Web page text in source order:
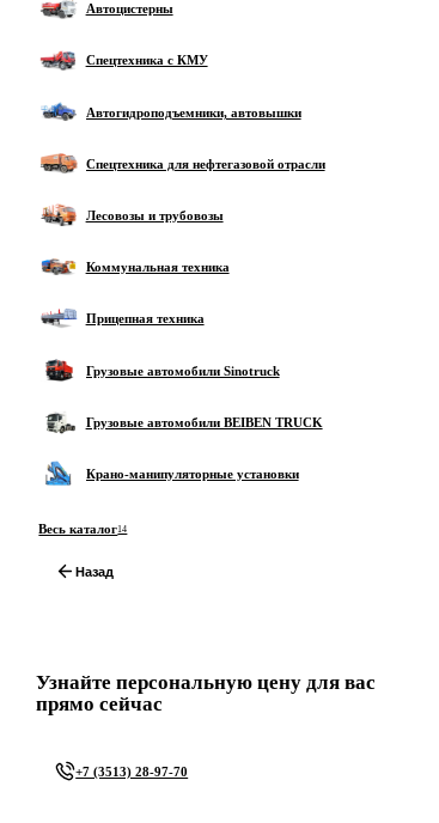
Автоцистерны
Спецтехника с КМУ
Автогидроподъемники, автовышки
Спецтехника для нефтегазовой отрасли
Лесовозы и трубовозы
Коммунальная техника
Прицепная техника
Грузовые автомобили Sinotruck
Грузовые автомобили BEIBEN TRUCK
Крано-манипуляторные установки
Весь каталог14
Назад
Узнайте персональную цену для вас
прямо сейчас
+7 (3513) 28-97-70